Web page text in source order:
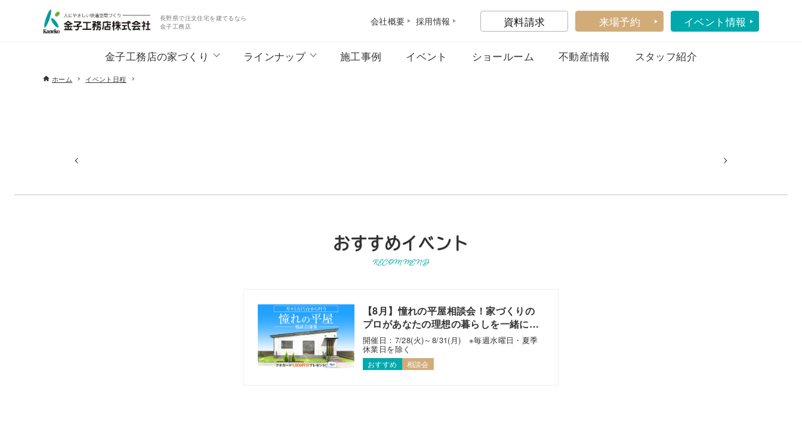
長野県で注文住宅を建てるなら
金子工務店
会社概要 採用情報 資料請求 来場予約 イベント情報
金子工務店の家づくり ラインナップ 施工事例 イベント ショールーム 不動産情報 スタッフ紹介
ホーム イベント日程
おすすめイベント
RECOMMEND
【8月】憧れの平屋相談会！家づくりの
プロがあなたの理想の暮らしを一緒に考
えます！
開催日：7/28(火)～8/31(月) ※毎週水曜日・夏季
休業日を除く
おすすめ 相談会